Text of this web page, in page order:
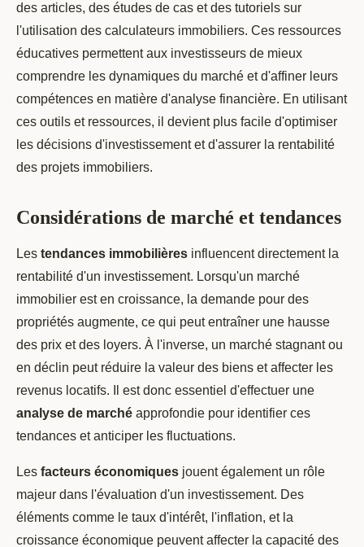
des articles, des études de cas et des tutoriels sur
l'utilisation des calculateurs immobiliers. Ces ressources
éducatives permettent aux investisseurs de mieux
comprendre les dynamiques du marché et d'affiner leurs
compétences en matière d'analyse financière. En utilisant
ces outils et ressources, il devient plus facile d'optimiser
les décisions d'investissement et d'assurer la rentabilité
des projets immobiliers.
Considérations de marché et tendances
Les tendances immobilières influencent directement la
rentabilité d'un investissement. Lorsqu'un marché
immobilier est en croissance, la demande pour des
propriétés augmente, ce qui peut entraîner une hausse
des prix et des loyers. À l'inverse, un marché stagnant ou
en déclin peut réduire la valeur des biens et affecter les
revenus locatifs. Il est donc essentiel d'effectuer une
analyse de marché approfondie pour identifier ces
tendances et anticiper les fluctuations.
Les facteurs économiques jouent également un rôle
majeur dans l'évaluation d'un investissement. Des
éléments comme le taux d'intérêt, l'inflation, et la
croissance économique peuvent affecter la capacité des